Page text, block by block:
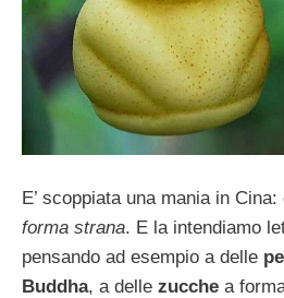
E’ scoppiata una mania in Cina:
forma strana. E la intendiamo
pensando ad esempio a delle
Buddha, a delle zucche a